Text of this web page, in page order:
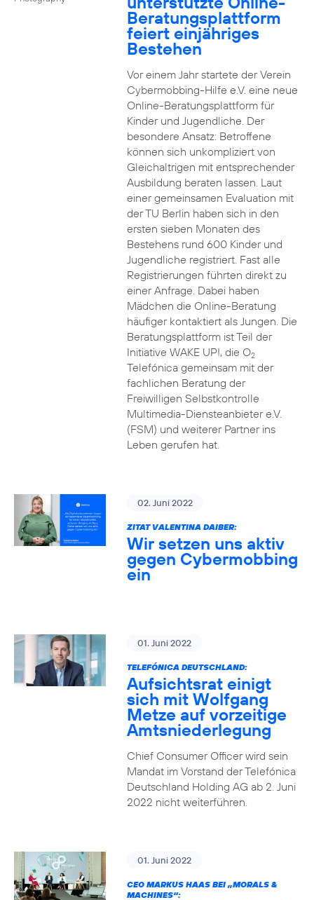
Beratungsplattform
feiert einjähriges
Bestehen
Vor einem Jahr startete der Verein
Cybermobbing-Hilfe e.V. eine neue
Online-Beratungsplattform für
Kinder und Jugendliche. Der
besondere Ansatz: Betroffene
können sich unkompliziert von
Gleichaltrigen mit entsprechender
Ausbildung beraten lassen. Laut
einer gemeinsamen Evaluation mit
der TU Berlin haben sich in den
ersten sieben Monaten des
Bestehens rund 600 Kinder und
Jugendliche registriert. Fast alle
Registrierungen führten direkt zu
einer Anfrage. Dabei haben
Mädchen die Online-Beratung
häufiger kontaktiert als Jungen. Die
Beratungsplattform ist Teil der
Initiative WAKE UP!, die O2
Telefónica gemeinsam mit der
fachlichen Beratung der
Freiwilligen Selbstkontrolle
Multimedia-Diensteanbieter e.V.
(FSM) und weiterer Partner ins
Leben gerufen hat.
02. Juni 2022
ZITAT VALENTINA DAIBER:
Wir setzen uns aktiv
gegen Cybermobbing
ein
01. Juni 2022
TELEFÓNICA DEUTSCHLAND:
Aufsichtsrat einigt
sich mit Wolfgang
Metze auf vorzeitige
Amtsniederlegung
Chief Consumer Officer wird sein
Mandat im Vorstand der Telefónica
Deutschland Holding AG ab 2. Juni
2022 nicht weiterführen.
01. Juni 2022
CEO MARKUS HAAS BEI „MORALS &
MACHINES“: